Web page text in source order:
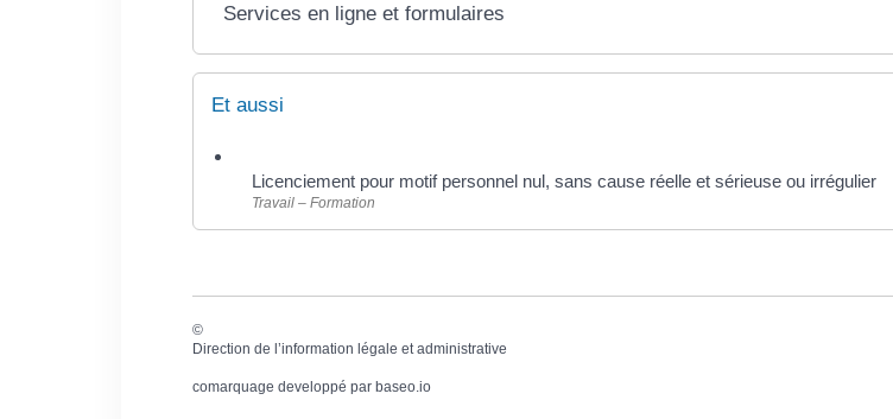
Services en ligne et formulaires
Et aussi
Licenciement pour motif personnel nul, sans cause réelle et sérieuse ou irrégulier
Travail – Formation
©
Direction de l’information légale et administrative
comarquage developpé par baseo.io